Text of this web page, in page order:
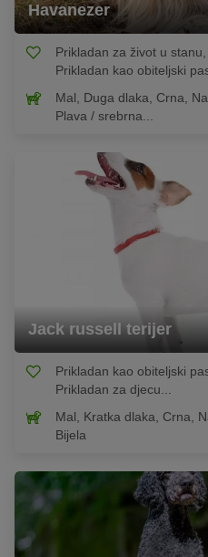
Havanezer
Prikladan za život u
Prikladan kao obiteljski
Mal, Duga dlaka, Crna,
Plava / srebrna...
Jack russell terijer
Prikladan kao obiteljski
Prikladan za djecu...
Mal, Kratka dlaka, Crna,
Bijela